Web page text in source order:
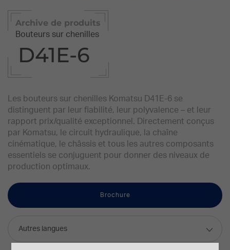
Archive de produits
Bouteurs sur chenilles
D41E-6
Les bouteurs sur chenilles Komatsu D41E-6 se
distinguent par leur fiabilité, leur polyvalence – et leur
rapport prix/qualité exceptionnel. Directement conçus
par Komatsu, le circuit hydraulique, la chaîne
cinématique, le châssis et tous les autres composants
essentiels se conjuguent pour donner des niveaux de
production optimaux.
Brochure
Autres langues